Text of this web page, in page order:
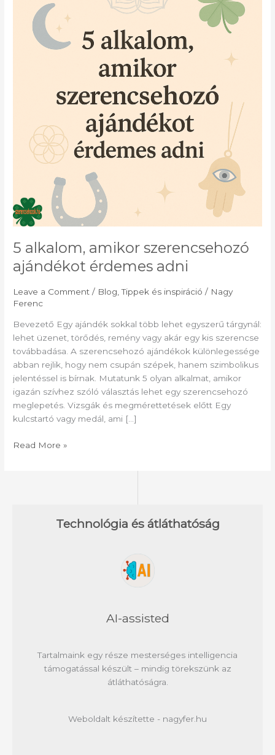
5 alkalom, amikor szerencsehozó
ajándékot érdemes adni
Leave a Comment / Blog ,Tippek és inspiráció / Nagy
Ferenc
Bevezető Egy ajándék sokkal több lehet egyszerű tárgynál:
lehet üzenet, törődés, remény vagy akár egy kis szerencse
továbbadása. A szerencsehozó ajándékok különlegessége
abban rejlik, hogy nem csupán szépek, hanem szimbolikus
jelentéssel is bírnak. Mutatunk 5 olyan alkalmat, amikor
igazán szívhez szóló választás lehet egy szerencsehozó
meglepetés. Vizsgák és megmérettetések előtt Egy
kulcstartó vagy medál, ami […]
amikor
szerencsehozó
ajándékot
érdemes
Read More »
Technológia és átláthatóság
AI-assisted
Tartalmaink egy része mesterséges intelligencia
támogatással készült – mindig törekszünk az
átláthatóságra.
Weboldalt készítette - nagyfer.hu